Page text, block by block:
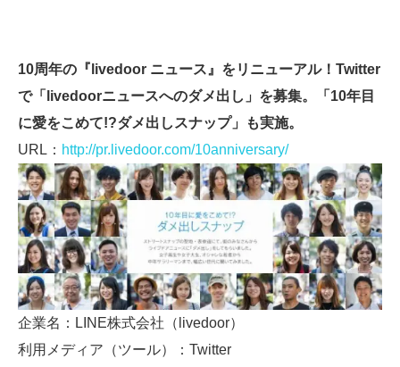
10周年の『livedoor ニュース』をリニューアル！Twitter
で「livedoorニュースへのダメ出し」を募集。「10年目
に愛をこめて!?ダメ出しスナップ」も実施。
URL： http://pr.livedoor.com/10anniversary/
企業名：LINE株式会社（livedoor）
利用メディア（ツール）：Twitter